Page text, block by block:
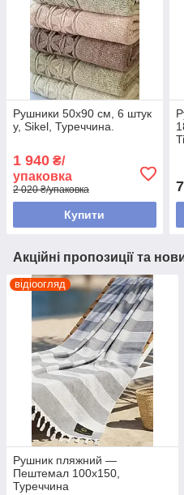
Рушники 50х90 см, 6 штук
у, Sikel, Туреччина.
1 940 ₴/
упаковка
2 020 ₴/упаковка
Купити
Акційні пропозиції та
відіоогляд
Рушник пляжний —
Пештемал 100х150,
Туреччина